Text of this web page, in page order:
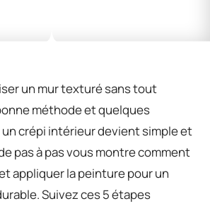
un mur texturé sans tout
méthode et quelques
crépi intérieur devient simple et
pas à pas vous montre comment
appliquer la peinture pour un
Suivez ces 5 étapes